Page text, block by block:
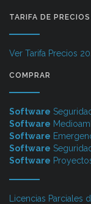
TARIFA DE PRECIOS
Ver Tarifa Precios
COMPRAR
Software
Software
Software
Software
Software
Licencias Parciales